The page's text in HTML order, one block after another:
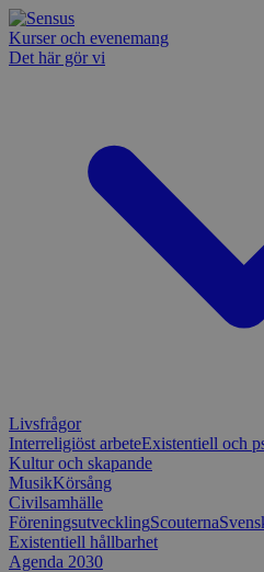
Kurser och evenemang
Det här gör vi
Livsfrågor
Interreligiöst arbeteExistentiell och
Kultur och skapande
MusikKörsång
Civilsamhälle
FöreningsutvecklingScouterna
Existentiell hållbarhet
Agenda 2030